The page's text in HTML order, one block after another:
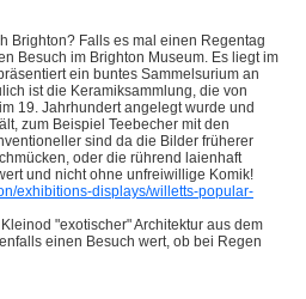
Brighton? Falls es mal einen Regentag
Besuch im Brighton Museum. Es liegt im
ein buntes Sammelsurium an
ist die Keramiksammlung, die von
19. Jahrhundert angelegt wurde und
zum Beispiel Teebecher mit den
sind da die Bilder früherer
oder die rührend laienhaft
und nicht ohne unfreiwillige Komik!
exhibitions-displays/willetts-popular-
"exotischer" Architektur aus dem
einen Besuch wert, ob bei Regen